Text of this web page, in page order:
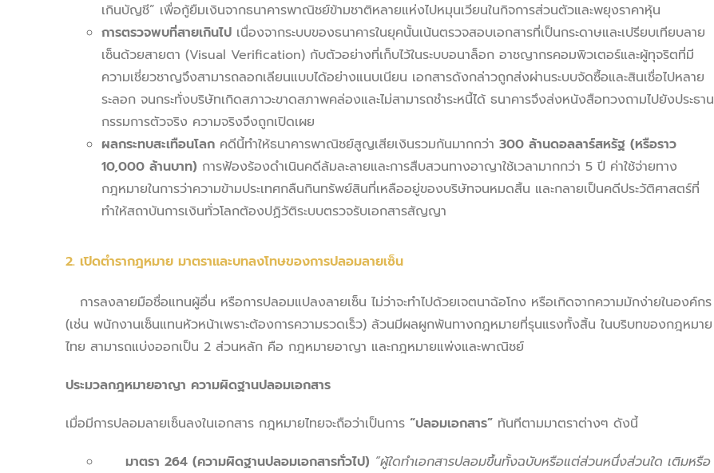
เกินบัญชี” เพื่อกู้ยืมเงินจากธนาคารพาณิชย์ข้ามชาติหลายแห่งไปหมุนเวียนในกิจการส่วนตัวและพยุงราคาหุ้น
การตรวจพบที่สายเกินไป เนื่องจากระบบของธนาคารในยุคนั้นเน้นตรวจสอบเอกสารที่เป็นกระดาษและเปรียบเทียบลาย
เซ็นด้วยสายตา (Visual Verification) กับตัวอย่างที่เก็บไว้ในระบบอนาล็อก อาชญากรคอมพิวเตอร์และผู้ทุจริตที่มี
ความเชี่ยวชาญจึงสามารถลอกเลียนแบบได้อย่างแนบเนียน เอกสารดังกล่าวถูกส่งผ่านระบบจัดซื้อและสินเชื่อไปหลาย
ระลอก จนกระทั่งบริษัทเกิดสภาวะขาดสภาพคล่องและไม่สามารถชำระหนี้ได้ ธนาคารจึงส่งหนังสือทวงถามไปยังประธาน
กรรมการตัวจริง ความจริงจึงถูกเปิดเผย
ผลกระทบสะเทือนโลก คดีนี้ทำให้ธนาคารพาณิชย์สูญเสียเงินรวมกันมากกว่า 300 ล้านดอลลาร์สหรัฐ (หรือราว
10,000 ล้านบาท) การฟ้องร้องดำเนินคดีล้มละลายและการสืบสวนทางอาญาใช้เวลามากกว่า 5 ปี ค่าใช้จ่ายทาง
กฎหมายในการว่าความข้ามประเทศกลืนกินทรัพย์สินที่เหลืออยู่ของบริษัทจนหมดสิ้น และกลายเป็นคดีประวัติศาสตร์ที่
ทำให้สถาบันการเงินทั่วโลกต้องปฏิวัติระบบตรวจรับเอกสารสัญญา
2. เปิดตำรากฎหมาย มาตราและบทลงโทษของการปลอมลายเซ็น
การลงลายมือชื่อแทนผู้อื่น หรือการปลอมแปลงลายเซ็น ไม่ว่าจะทำไปด้วยเจตนาฉ้อโกง หรือเกิดจากความมักง่ายในองค์กร
(เช่น พนักงานเซ็นแทนหัวหน้าเพราะต้องการความรวดเร็ว) ล้วนมีผลผูกพันทางกฎหมายที่รุนแรงทั้งสิ้น ในบริบทของกฎหมาย
ไทย สามารถแบ่งออกเป็น 2 ส่วนหลัก คือ กฎหมายอาญา และกฎหมายแพ่งและพาณิชย์
ประมวลกฎหมายอาญา ความผิดฐานปลอมเอกสาร
เมื่อมีการปลอมลายเซ็นลงในเอกสาร กฎหมายไทยจะถือว่าเป็นการ “ปลอมเอกสาร” ทันทีตามมาตราต่างๆ ดังนี้
มาตรา 264 (ความผิดฐานปลอมเอกสารทั่วไป) “ผู้ใดทำเอกสารปลอมขึ้นทั้งฉบับหรือแต่ส่วนหนึ่งส่วนใด เติมหรือ